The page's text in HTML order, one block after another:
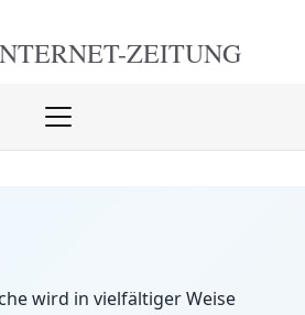
ZEITUNG
Menü
wird in vielfältiger Weise